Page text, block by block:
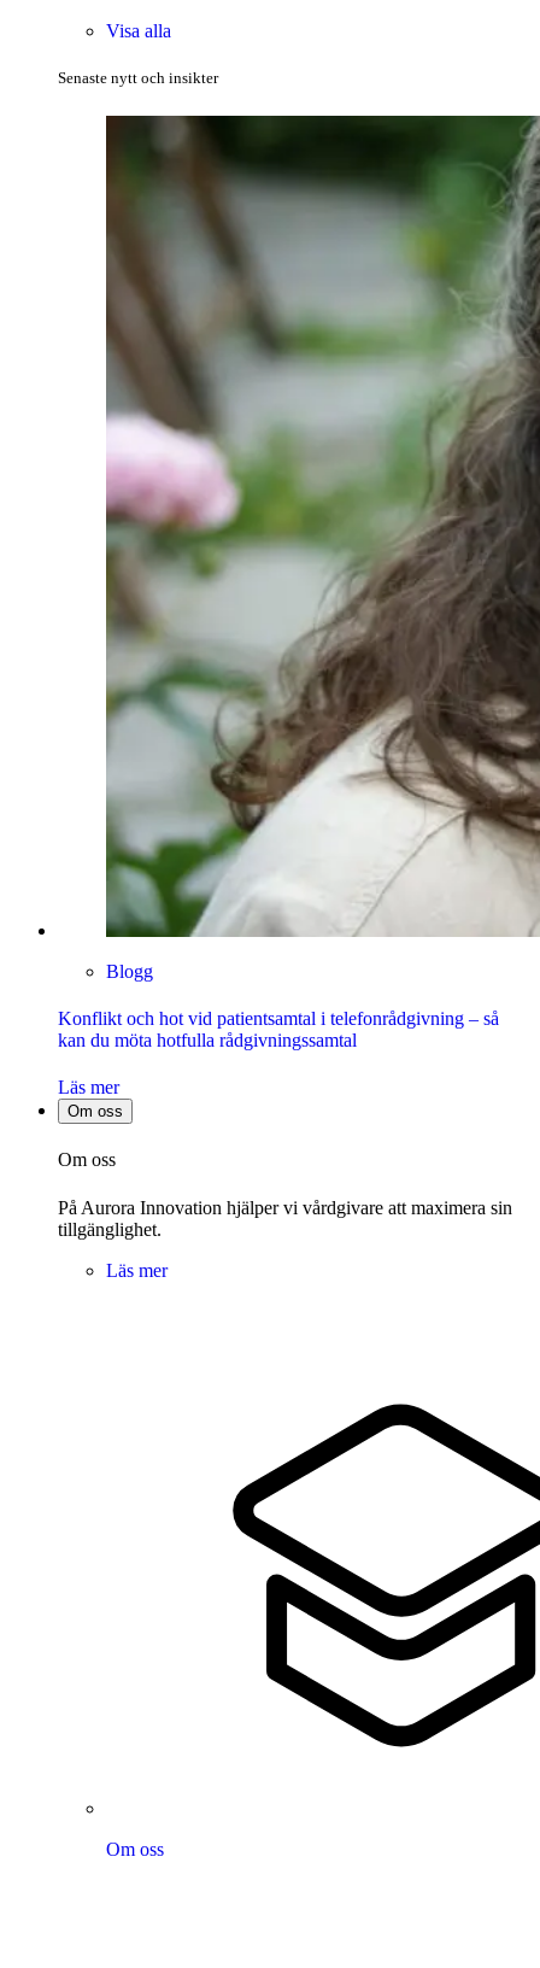
Visa alla
Senaste nytt och insikter
Blogg
Konflikt och hot vid patientsamtal i telefonrådgivning – så
kan du möta hotfulla rådgivningssamtal
Läs mer
Om oss
Om oss
På Aurora Innovation hjälper vi vårdgivare att maximera sin
tillgänglighet.
Läs mer
Om oss